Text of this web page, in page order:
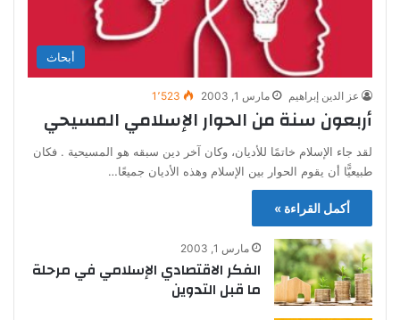
أبحاث
عز الدين إبراهيم مارس 1, 2003 1٬523
أربعون سنة من الحوار الإسلامي المسيحي
لقد جاء الإسلام خاتمًا للأديان، وكان آخر دين سبقه هو المسيحية . فكان
طبيعيًّا أن يقوم الحوار بين الإسلام وهذه الأديان جميعًا…
أكمل القراءة »
مارس 1, 2003
الفكر الاقتصادي الإسلامي في مرحلة
ما قبل التدوين